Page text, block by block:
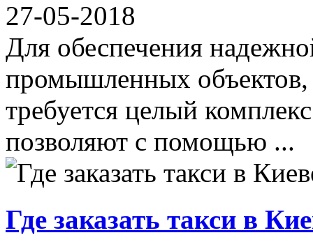
27-05-2018
Для обеспечения
промышленных
требуется целый
позволяют с помощью ...
Где заказать такси в